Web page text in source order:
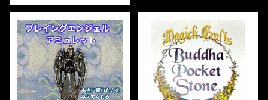
卯 Rabit
辰 Dragon
巳 Snake
自己実現 Self-Realization
スピリチュアル Spiritual
人間関係 Relationships
恋愛
仕事
金運